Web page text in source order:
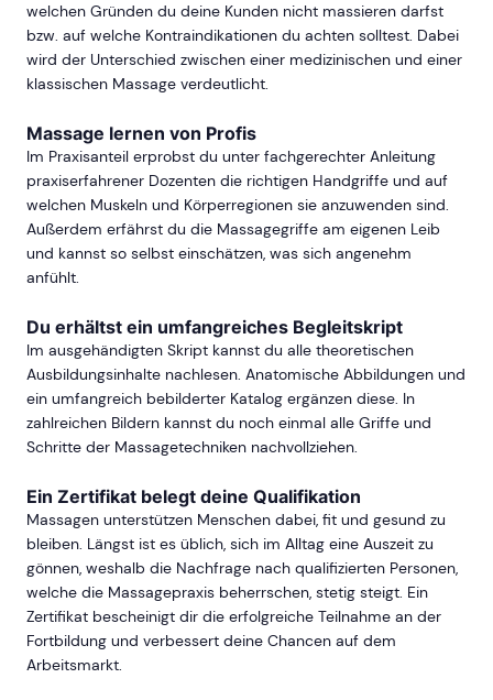
welchen Gründen du deine Kunden nicht massieren darfst
bzw. auf welche Kontraindikationen du achten solltest. Dabei
wird der Unterschied zwischen einer medizinischen und einer
klassischen Massage verdeutlicht.
Massage lernen von Profis
Im Praxisanteil erprobst du unter fachgerechter Anleitung
praxiserfahrener Dozenten die richtigen Handgriffe und auf
welchen Muskeln und Körperregionen sie anzuwenden sind.
Außerdem erfährst du die Massagegriffe am eigenen Leib
und kannst so selbst einschätzen, was sich angenehm
anfühlt.
Du erhältst ein umfangreiches Begleitskript
Im ausgehändigten Skript kannst du alle theoretischen
Ausbildungsinhalte nachlesen. Anatomische Abbildungen und
ein umfangreich bebilderter Katalog ergänzen diese. In
zahlreichen Bildern kannst du noch einmal alle Griffe und
Schritte der Massagetechniken nachvollziehen.
Ein Zertifikat belegt deine Qualifikation
Massagen unterstützen Menschen dabei, fit und gesund zu
bleiben. Längst ist es üblich, sich im Alltag eine Auszeit zu
gönnen, weshalb die Nachfrage nach qualifizierten Personen,
welche die Massagepraxis beherrschen, stetig steigt. Ein
Zertifikat bescheinigt dir die erfolgreiche Teilnahme an der
Fortbildung und verbessert deine Chancen auf dem
Arbeitsmarkt.